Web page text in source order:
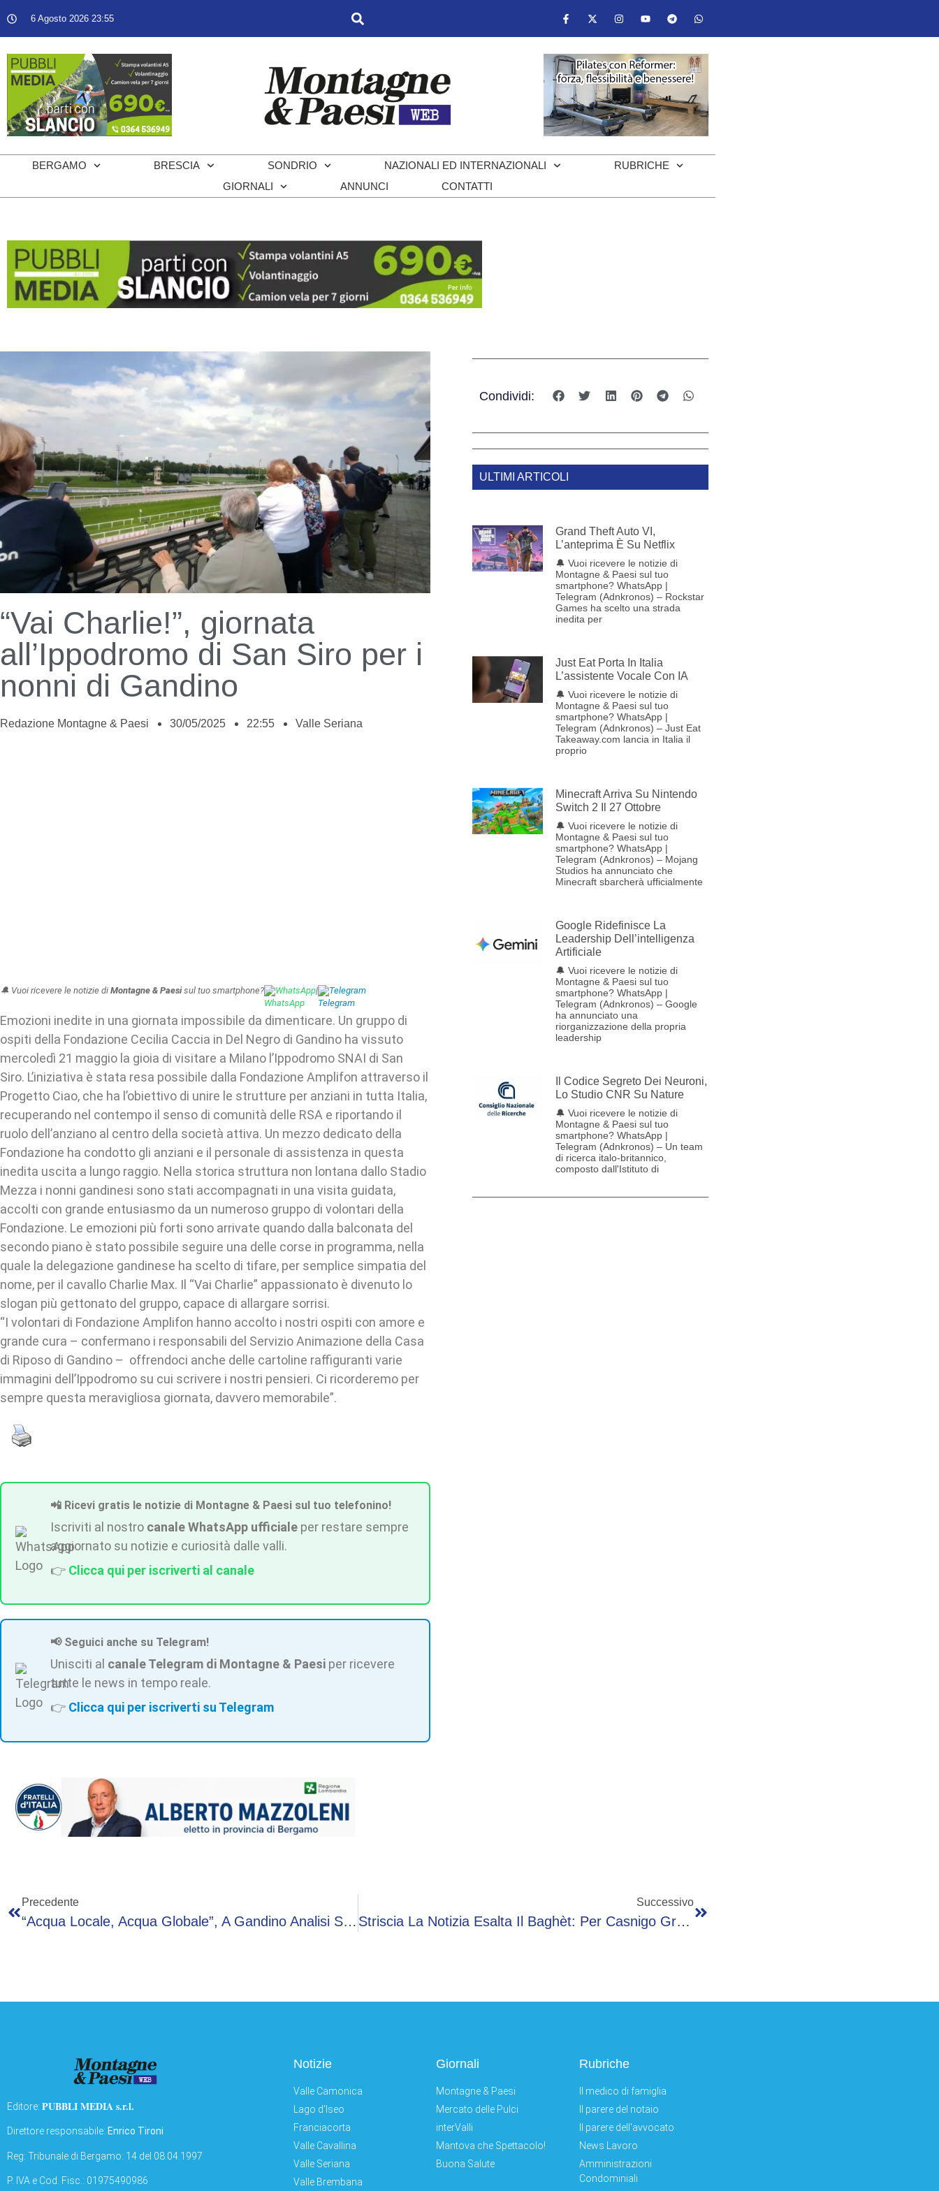
6 Agosto 2026 23:55
BERGAMO BRESCIA SONDRIO NAZIONALI ED INTERNAZIONALI
RUBRICHE
GIORNALI
ANNUNCI CONTATTI
“Vai Charlie!”, giornata
all’Ippodromo di San Siro per i
nonni di Gandino
Redazione Montagne & Paesi 30/05/2025 22:55 Valle Seriana
🔔 Vuoi ricevere le notizie di Montagne & Paesisul tuo smartphone? WhatsApp| Telegram
Emozioni inedite in una giornata impossibile da dimenticare. Un gruppo di
ospiti della Fondazione Cecilia Caccia in Del Negro di Gandino ha vissuto
mercoledì 21 maggio la gioia di visitare a Milano l’Ippodromo SNAI di San
Siro. L’iniziativa è stata resa possibile dalla Fondazione Amplifon attraverso il
Progetto Ciao, che ha l’obiettivo di unire le strutture per anziani in tutta Italia,
recuperando nel contempo il senso di comunità delle RSA e riportando il
ruolo dell’anziano al centro della società attiva. Un mezzo dedicato della
Fondazione ha condotto gli anziani e il personale di assistenza in questa
inedita uscita a lungo raggio. Nella storica struttura non lontana dallo Stadio
Mezza i nonni gandinesi sono stati accompagnati in una visita guidata,
accolti con grande entusiasmo da un numeroso gruppo di volontari della
Fondazione. Le emozioni più forti sono arrivate quando dalla balconata del
secondo piano è stato possibile seguire una delle corse in programma, nella
quale la delegazione gandinese ha scelto di tifare, per semplice simpatia del
nome, per il cavallo Charlie Max. Il “Vai Charlie” appassionato è divenuto lo
slogan più gettonato del gruppo, capace di allargare sorrisi.
“I volontari di Fondazione Amplifon hanno accolto i nostri ospiti con amore e
grande cura – confermano i responsabili del Servizio Animazione della Casa
di Riposo di Gandino – offrendoci anche delle cartoline raffiguranti varie
immagini dell’Ippodromo su cui scrivere i nostri pensieri. Ci ricorderemo per
sempre questa meravigliosa giornata, davvero memorabile”.
📲 Ricevi gratis le notizie di Montagne & Paesi sul tuo telefonino!
Iscriviti al nostro canale WhatsApp ufficiale per restare sempre
aggiornato su notizie e curiosità dalle valli.
👉 Clicca qui per iscriverti al canale
📢 Seguici anche su Telegram!
Unisciti al canale Telegram di Montagne & Paesi per ricevere
tutte le news in tempo reale.
👉 Clicca qui per iscriverti su Telegram
Condividi:
ULTIMI ARTICOLI
Grand Theft Auto VI,
L’anteprima È Su Netflix
🔔 Vuoi ricevere le notizie di
Montagne & Paesi sul tuo
smartphone? WhatsApp |
Telegram (Adnkronos) – Rockstar
Games ha scelto una strada
inedita per
Just Eat Porta In Italia
L’assistente Vocale Con IA
🔔 Vuoi ricevere le notizie di
Montagne & Paesi sul tuo
smartphone? WhatsApp |
Telegram (Adnkronos) – Just Eat
Takeaway.com lancia in Italia il
proprio
Minecraft Arriva Su Nintendo
Switch 2 Il 27 Ottobre
🔔 Vuoi ricevere le notizie di
Montagne & Paesi sul tuo
smartphone? WhatsApp |
Telegram (Adnkronos) – Mojang
Studios ha annunciato che
Minecraft sbarcherà ufficialmente
Google Ridefinisce La
Leadership Dell’intelligenza
Artificiale
🔔 Vuoi ricevere le notizie di
Montagne & Paesi sul tuo
smartphone? WhatsApp |
Telegram (Adnkronos) – Google
ha annunciato una
riorganizzazione della propria
leadership
Il Codice Segreto Dei Neuroni,
Lo Studio CNR Su Nature
🔔 Vuoi ricevere le notizie di
Montagne & Paesi sul tuo
smartphone? WhatsApp |
Telegram (Adnkronos) – Un team
di ricerca italo-britannico,
composto dall'Istituto di
Precedente
“Acqua Locale, Acqua Globale”, A Gandino Analisi Sul Campo E Dialogo Con Il Vietnam
Successivo
Striscia La Notizia Esalta Il Baghèt: Per Casnigo Grande Vetrina Su Canale 5
Editore: PUBBLI MEDIA s.r.l.
Direttore responsabile: Enrico Tironi
Reg: Tribunale di Bergamo: 14 del 08.04.1997
P. IVA e Cod. Fisc.: 01975490986
Notizie
Valle Camonica
Lago d'Iseo
Franciacorta
Valle Cavallina
Valle Seriana
Valle Brembana
Giornali
Montagne & Paesi
Mercato delle Pulci
interValli
Mantova che Spettacolo!
Buona Salute
Rubriche
Il medico di famiglia
Il parere del notaio
Il parere dell'avvocato
News Lavoro
Amministrazioni
Condominiali